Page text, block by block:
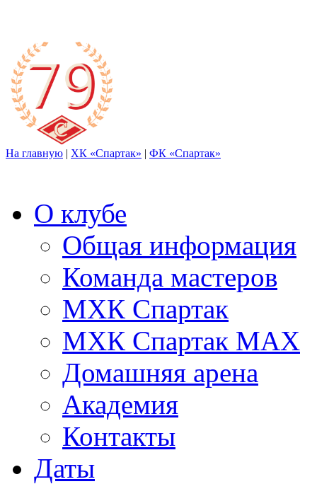
На главную | ХК «Спартак» | ФК «Спартак»
О клубе
Общая информация
Команда мастеров
МХК Спартак
МХК Спартак МАХ
Домашняя арена
Академия
Контакты
Даты